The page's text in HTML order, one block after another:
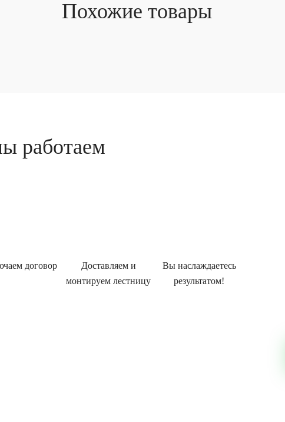
Похожие товары
работаем
договор
Доставляем и
монтируем лестницу
Вы наслаждаетесь
результатом!